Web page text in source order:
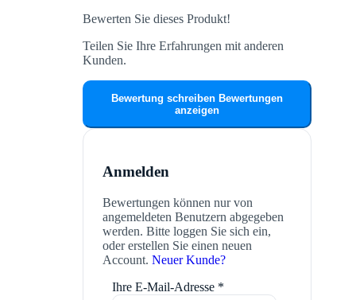
Bewerten Sie dieses Produkt!
Teilen Sie Ihre Erfahrungen mit anderen
Kunden.
Bewertung schreiben Bewertungen
anzeigen
Anmelden
Bewertungen können nur von
angemeldeten Benutzern abgegeben
werden. Bitte loggen Sie sich ein,
oder erstellen Sie einen neuen
Account. Neuer Kunde?
Ihre E-Mail-Adresse *